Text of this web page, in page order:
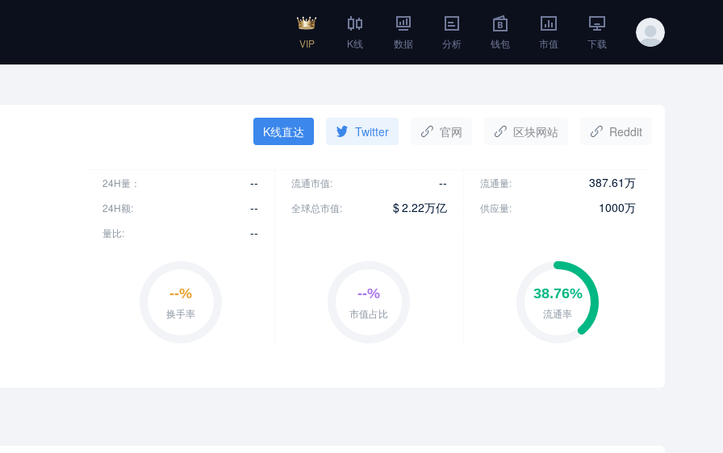
VIP K线 数据 分析 钱包 市值 下载
K线直达 Twitter 官网 区块网站 Reddit
24H量： --
24H额: --
量比: --
流通市值: --
全球总市值: $2.22万亿
流通量: 387.61万
供应量: 1000万